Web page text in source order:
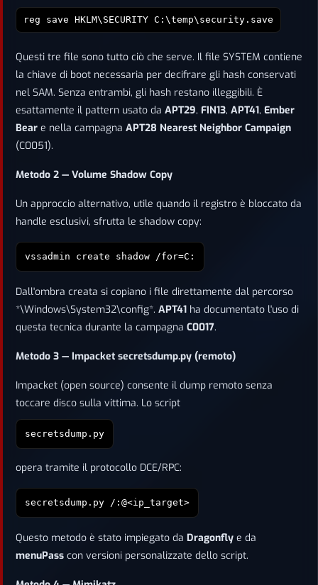
reg save HKLM\SECURITY C:\temp\security.save
Questi tre file sono tutto ciò che serve. Il file SYSTEM contiene
la chiave di boot necessaria per decifrare gli hash conservati
nel SAM. Senza entrambi, gli hash restano illeggibili. È
esattamente il pattern usato da APT29, FIN13, APT41, Ember
Bear e nella campagna APT28 Nearest Neighbor Campaign
(C0051).
Metodo 2 — Volume Shadow Copy
Un approccio alternativo, utile quando il registro è bloccato da
handle esclusivi, sfrutta le shadow copy:
vssadmin create shadow /for=C:
Dall'ombra creata si copiano i file direttamente dal percorso
*\Windows\System32\config*. APT41 ha documentato l'uso di
questa tecnica durante la campagna C0017.
Metodo 3 — Impacket secretsdump.py (remoto)
Impacket (open source) consente il dump remoto senza
toccare disco sulla vittima. Lo script
secretsdump.py
opera tramite il protocollo DCE/RPC:
secretsdump.py / : @<ip_target>
Questo metodo è stato impiegato da Dragonfly e da
menuPass con versioni personalizzate dello script.